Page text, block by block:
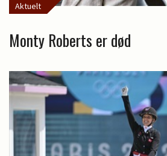
Aktuelt
Monty Roberts er død